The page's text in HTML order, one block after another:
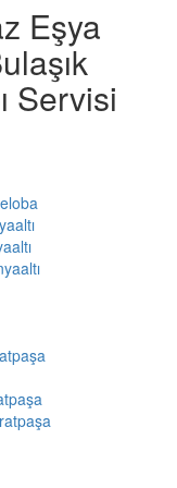
Eşya
Servisi